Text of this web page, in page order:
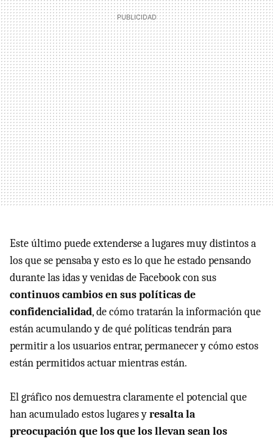
Este último puede extenderse a lugares muy distintos a
los que se pensaba y esto es lo que he estado pensando
durante las idas y venidas de Facebook con sus
continuos cambios en sus políticas de
confidencialidad, de cómo tratarán la información que
están acumulando y de qué políticas tendrán para
permitir a los usuarios entrar, permanecer y cómo estos
están permitidos actuar mientras están.
El gráfico nos demuestra claramente el potencial que
han acumulado estos lugares yresalta la
preocupación que los que los llevan sean los